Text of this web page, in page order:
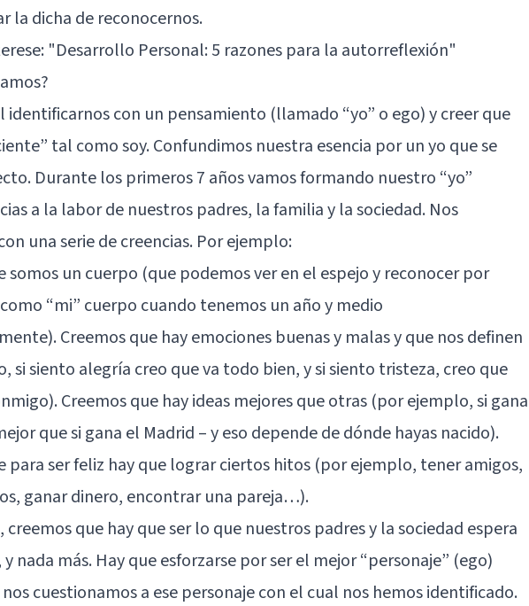
la dicha de reconocernos.
"Desarrollo Personal: 5 razones para la autorreflexión"
identificarnos con un pensamiento (llamado “yo” o ego) y creer que
tal como soy. Confundimos nuestra esencia por un yo que se
Durante los primeros 7 años vamos formando nuestro “yo”
a la labor de nuestros padres, la familia y la sociedad. Nos
una serie de creencias. Por ejemplo:
somos un cuerpo (que podemos ver en el espejo y reconocer por
“mi” cuerpo cuando tenemos un año y medio
Creemos que hay emociones buenas y malas y que nos definen
si siento alegría creo que va todo bien, y si siento tristeza, creo que
Creemos que hay ideas mejores que otras (por ejemplo, si gana
que si gana el Madrid – y eso depende de dónde hayas nacido).
para ser feliz hay que lograr ciertos hitos (por ejemplo, tener amigos,
ganar dinero, encontrar una pareja…).
creemos que hay que ser lo que nuestros padres y la sociedad espera
nada más. Hay que esforzarse por ser el mejor “personaje” (ego)
cuestionamos a ese personaje con el cual nos hemos identificado.